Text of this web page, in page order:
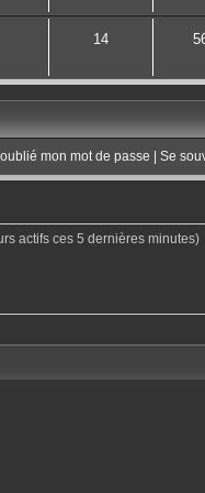
14
oublié mon mot de passe | Se
actifs ces 5 dernières minutes)